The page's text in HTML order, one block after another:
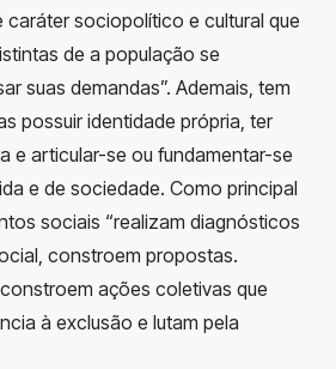
sociopolítico e cultural que
de a população se
suas demandas”. Ademais, tem
possuir identidade própria, ter
e articular-se ou fundamentar-se
e de sociedade. Como principal
sociais “realizam diagnósticos
constroem propostas.
ações coletivas que
à exclusão e lutam pela